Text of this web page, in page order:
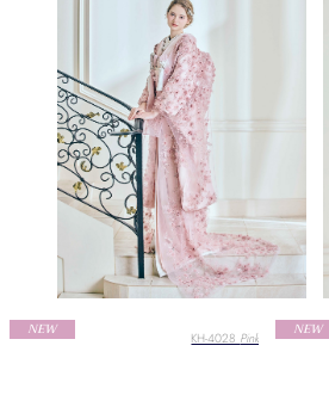
NEW KH-4028 Pink NEW